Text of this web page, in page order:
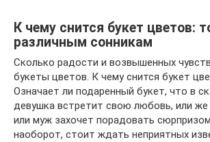
К чему снится букет цветов:
различным сонникам
Сколько радости и возвышенных
букеты цветов. К чему снится букет
Означает ли подаренный букет, что в
девушка встретит свою любовь, или
или муж захочет порадовать
наоборот, стоит ждать неприятных